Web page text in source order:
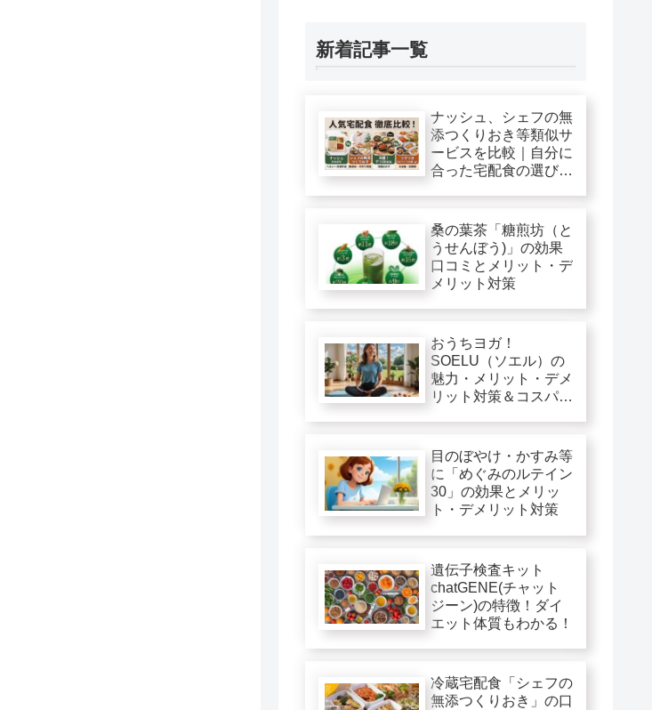
新着記事一覧
ナッシュ、シェフの無
添つくりおき等類似サ
ービスを比較｜自分に
合った宅配食の選び
桑の葉茶「糖煎坊（と
うせんぼう)」の効果
口コミとメリット・デ
メリット対策
おうちヨガ！
SOELU（ソエル）の
魅力・メリット・デメ
リット対策＆コスパ徹
目のぼやけ・かすみ等
に「めぐみのルテイン
30」の効果とメリッ
ト・デメリット対策
遺伝子検査キット
chatGENE(チャット
ジーン)の特徴！ダイ
エット体質もわかる！
冷蔵宅配食「シェフの
無添つくりおき」の口